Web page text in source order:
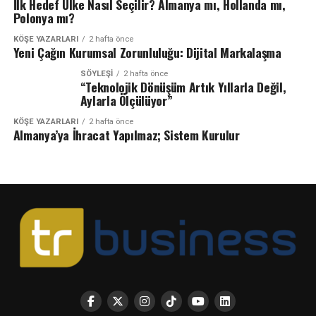
İlk Hedef Ülke Nasıl Seçilir? Almanya mı, Hollanda mı,
Polonya mı?
KÖŞE YAZARLARI 2 hafta önce
Yeni Çağın Kurumsal Zorunluluğu: Dijital Markalaşma
SÖYLEŞİ 2 hafta önce
“Teknolojik Dönüşüm Artık Yıllarla Değil,
Aylarla Ölçülüyor”
KÖŞE YAZARLARI 2 hafta önce
Almanya’ya İhracat Yapılmaz; Sistem Kurulur